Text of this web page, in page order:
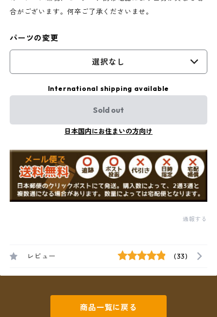
合がございます。何卒ご了承くださいませ。
パーツの変更
選択なし
International shipping available
Sold out
日本国内にお住まいの方向け
通報する
レビュー (33)
商品一覧に戻る